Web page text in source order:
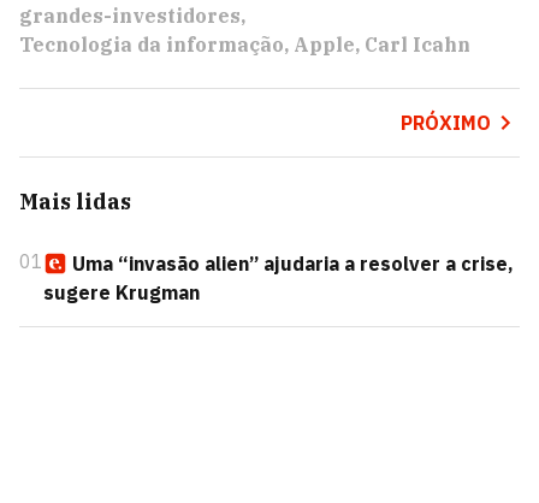
grandes-investidores
Tecnologia da informação Apple Carl Icahn
PRÓXIMO
Mais lidas
01
Uma “invasão alien” ajudaria a resolver a crise,
sugere Krugman